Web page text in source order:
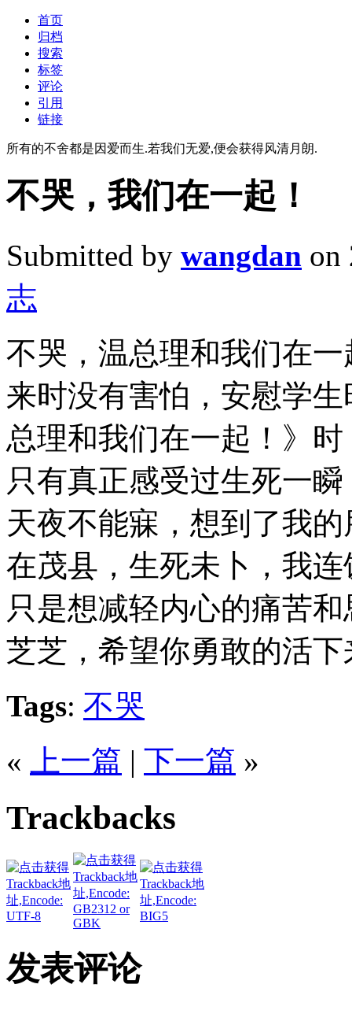
首页
归档
搜索
标签
评论
引用
链接
所有的不舍都是因爱而生.若我们无爱,便会获得风清月朗.
不哭，我们在一起！
Submitted by wangdan on
志
不哭，温总理和我们在
来时没有害怕，安慰学
总理和我们在一起！》
只有真正感受过生死一
天夜不能寐，想到了我
在茂县，生死未卜，我
只是想减轻内心的痛苦
芝芝，希望你勇敢的活下
Tags: 不哭
«
上一篇 | 下一篇 »
Trackbacks
发表评论